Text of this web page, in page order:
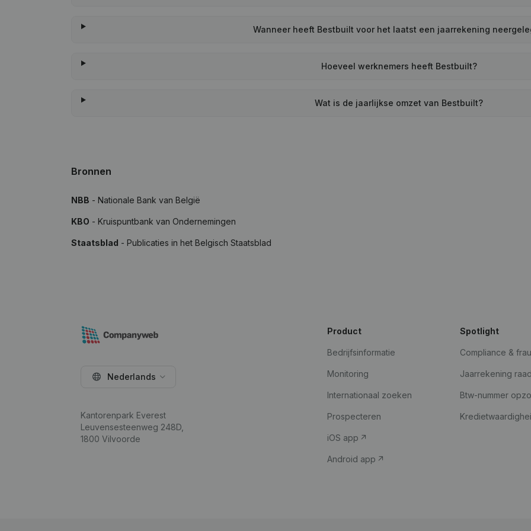
Wanneer heeft Bestbuilt voor het laatst een jaarrekening
Hoeveel werknemers heeft Bestbuilt?
Wat is de jaarlijkse omzet van Bestbuilt?
Bronnen
NBB - Nationale Bank van België
KBO - Kruispuntbank van Ondernemingen
Staatsblad - Publicaties in het Belgisch Staatsblad
Nederlands
Kantorenpark Everest
Leuvensesteenweg 248D,
1800 Vilvoorde
Product
Bedrijfsinformatie
Monitoring
Internationaal zoeken
Prospecteren
iOS app
Android app
Spotlight
Compliance &
Jaarrekening
Btw-nummer